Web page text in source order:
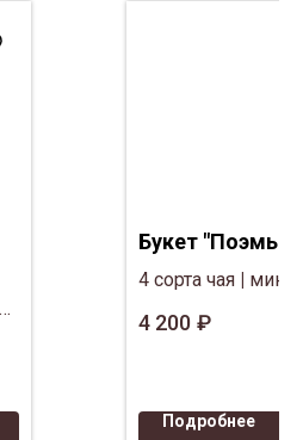
Букет "Поэмы"
4 сорта чая
мини
Клубника в
пластиковых
4 200 ₽
Подробнее